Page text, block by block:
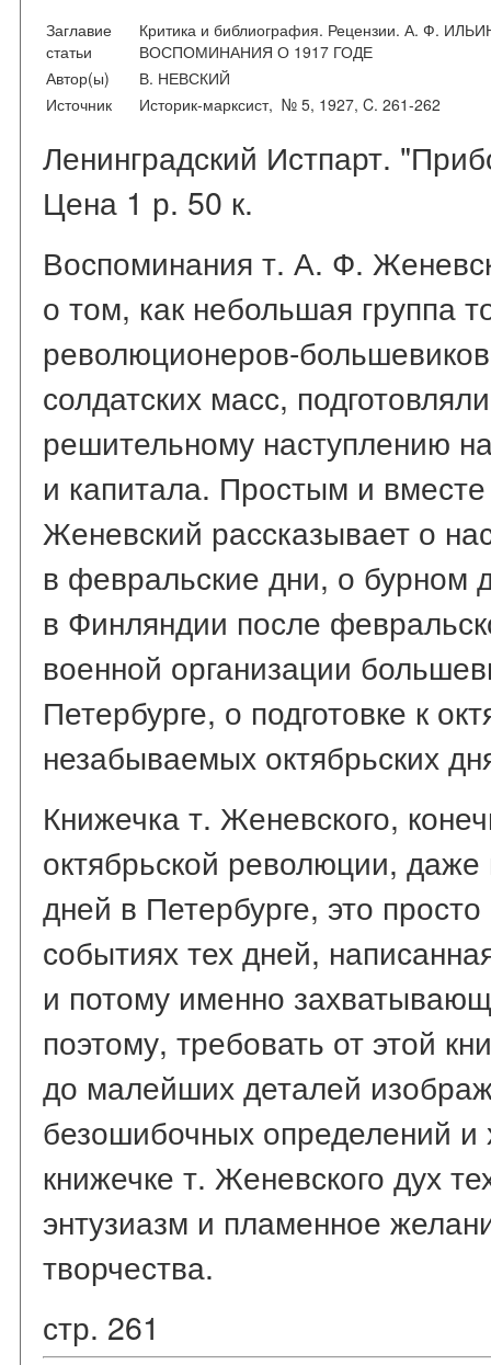
Заглавие
статьи
Критика и библиография. Рецензии. А. Ф.
ВОСПОМИНАНИЯ О 1917 ГОДЕ
Автор(ы)
В. НЕВСКИЙ
Источник
Историк-марксист, № 5, 1927, C. 261-262
Ленинградский Истпарт.
Цена 1 р. 50 к.
Воспоминания т. А. Ф.
о том, как небольшая группа
революционеров-
солдатских масс,
решительному наступлению
и капитала. Простым и
Женевский рассказывает о
в февральские дни, о бурном
в Финляндии после
военной организации
Петербурге, о подготовке к
незабываемых октябрьских
Книжечка т. Женевского,
октябрьской революции, даже
дней в Петербурге, это
событиях тех дней,
и потому именно
поэтому, требовать от этой
до малейших деталей
безошибочных определений и
книжечке т. Женевского дух
энтузиазм и пламенное
творчества.
стр. 261